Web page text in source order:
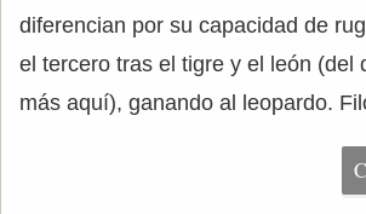
diferencian por su capacidad de
el tercero tras el tigre y el león (del
más aquí), ganando al leopardo.